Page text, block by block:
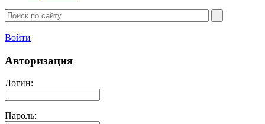
Войти
Авторизация
Логин:
Пароль: